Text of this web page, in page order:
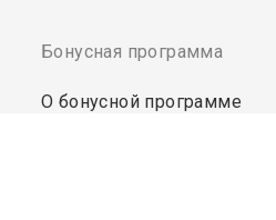
Бонусная программа
О бонусной программе